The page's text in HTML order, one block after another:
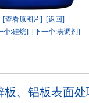
[查看原图片] [返回]
个:硅烷] [下一个:表调剂]
板、铝板表面